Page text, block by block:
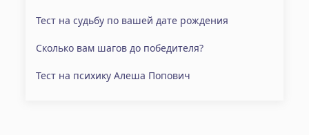
Тест на судьбу по вашей дате рождения
Сколько вам шагов до победителя?
Тест на психику Алеша Попович